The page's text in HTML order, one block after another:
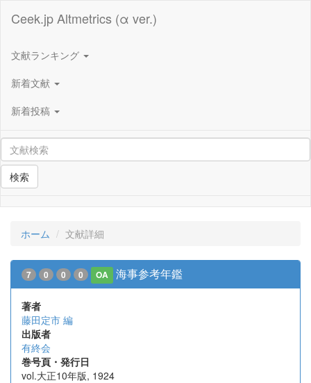
Ceek.jp Altmetrics (α ver.)
文献ランキング
新着文献
新着投稿
検索
ホーム 文献詳細
7 0 0 0 OA 海事参考年鑑
著者
藤田定市 編
出版者
有終会
巻号頁・発行日
vol.大正10年版, 1924